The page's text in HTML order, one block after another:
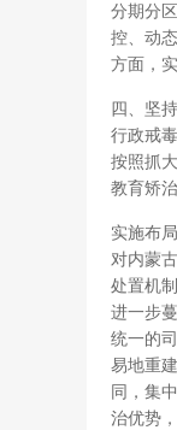
分期分
控、动
方面，
四、坚
行政戒
按照抓
教育矫
实施布
对内蒙
处置机
进一步
统一的
易地重
同，集
治优势